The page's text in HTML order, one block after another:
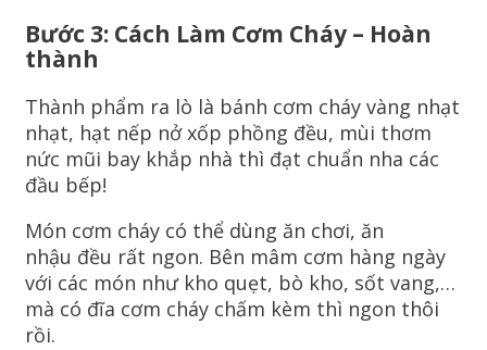
Bước 3: Cách Làm Cơm Cháy – Hoàn
thành
Thành phẩm ra lò là bánh cơm cháy vàng nhạt
nhạt, hạt nếp nở xốp phồng đều, mùi thơm
nức mũi bay khắp nhà thì đạt chuẩn nha các
đầu bếp!
Món cơm cháy có thể dùng ăn chơi, ăn
nhậu đều rất ngon. Bên mâm cơm hàng ngày
với các món như kho quẹt, bò kho, sốt vang,…
mà có đĩa cơm cháy chấm kèm thì ngon thôi
rồi.